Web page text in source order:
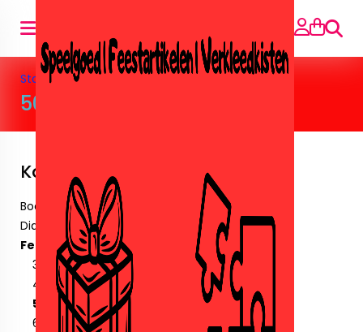
Suche
Startseite» Feestartikelen »50 jaar
50 jaar
Kategorien
Boeken
Diamant paintingen.
Feestartikelen
30 Jaar
40 jaar
50 jaar
60 jaar